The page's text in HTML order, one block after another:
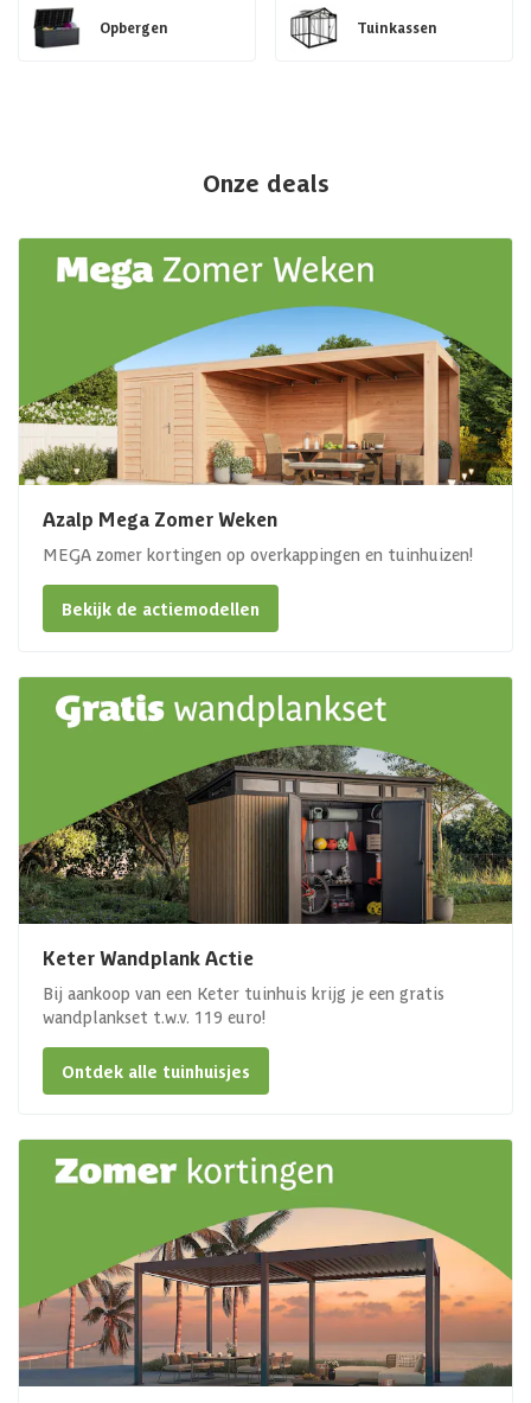
Opbergen Tuinkassen
Onze deals
Azalp Mega Zomer Weken
MEGA zomer kortingen op overkappingen en tuinhuizen!
Bekijk de actiemodellen
Keter Wandplank Actie
Bij aankoop van een Keter tuinhuis krijg je een gratis
wandplankset t.w.v. 119 euro!
Ontdek alle tuinhuisjes